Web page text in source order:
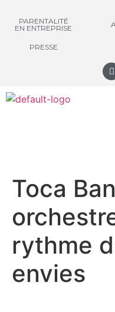
PARENTALITÉ
EN ENTREPRISE
PRESSE
Toca
rythme
envies